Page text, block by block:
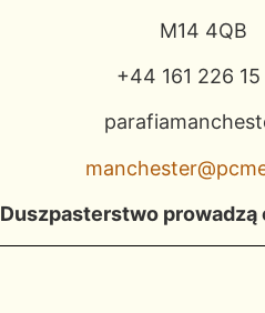
M14 4QB
+44 161 226
Duszpasterstwo